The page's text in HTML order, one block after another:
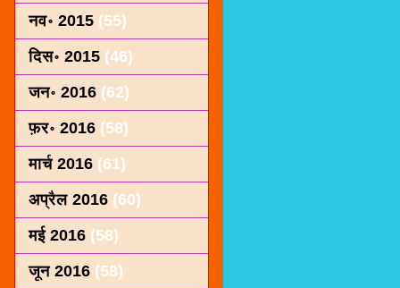
नव॰ 2015 (55)
दिस॰ 2015 (46)
जन॰ 2016 (62)
फ़र॰ 2016 (58)
मार्च 2016 (61)
अप्रैल 2016 (60)
मई 2016 (58)
जून 2016 (58)